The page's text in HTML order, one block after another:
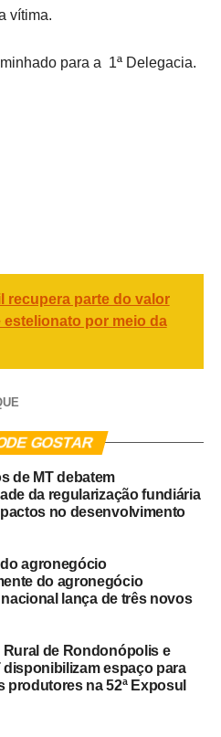
vítima.
para a 1ª Delegacia.
recupera parte do valor
por meio da
GOSTAR
de MT debatem
da regularização fundiária
no desenvolvimento
agronegócio
do agronegócio
nacional lança de três novos
de Rondonópolis e
disponibilizam espaço para
produtores na 52ª Exposul